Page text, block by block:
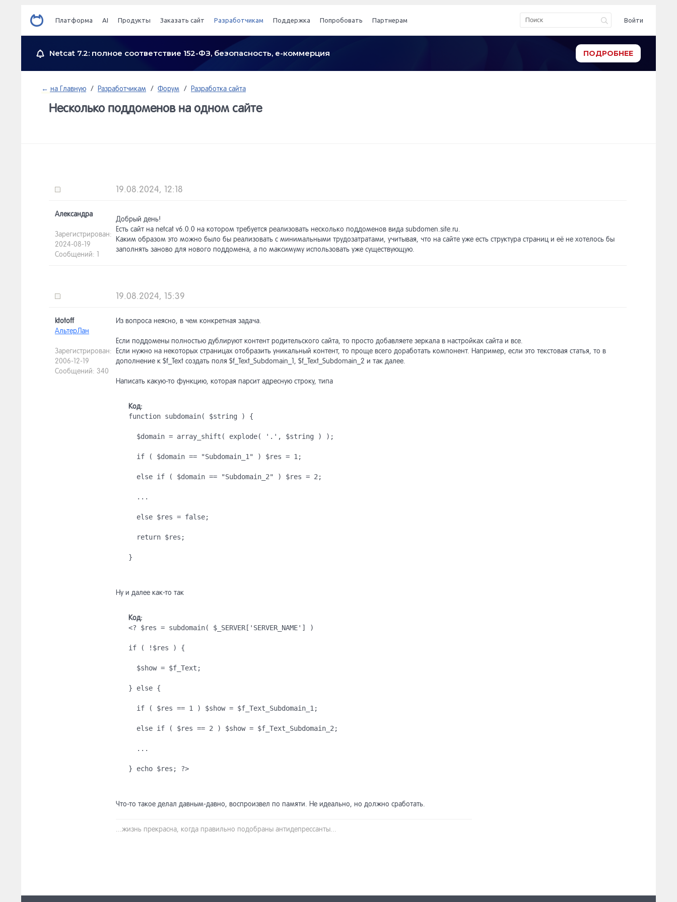
Платформа AI Продукты Заказать сайт Разработчикам Поддержка Попробовать Партнерам Войти
Netcat 7.2: полное соответствие 152-ФЗ, безопасность, е-коммерция ПОДРОБНЕЕ
← на Главную / Разработчикам / Форум / Разработка сайта
Несколько поддоменов на одном сайте
19.08.2024, 12:18
Александра
Зарегистрирован:
2024-08-19
Сообщений: 1
Добрый день!
Есть сайт на netcat v6.0.0 на котором требуется реализовать несколько поддоменов вида subdomen.site.ru.
Каким образом это можно было бы реализовать с минимальными трудозатратами, учитывая, что на сайте уже есть структура страниц и её не хотелось бы
заполнять заново для нового поддомена, а по максимуму использовать уже существующую.
19.08.2024, 15:39
ktotoff
АльтерЛан
Зарегистрирован:
2006-12-19
Сообщений: 340
Из вопроса неясно, в чем конкретная задача.
Если поддомены полностью дублируют контент родительского сайта, то просто добавляете зеркала в настройках сайта и все.
Если нужно на некоторых страницах отобразить уникальный контент, то проще всего доработать компонент. Например, если это текстовая статья, то в
дополнение к $f_Text создать поля $f_Text_Subdomain_1, $f_Text_Subdomain_2 и так далее.
Написать какую-то функцию, которая парсит адресную строку, типа
Код:
function subdomain( $string ) {
  $domain = array_shift( explode( '.', $string ) );
  if ( $domain == "Subdomain_1" ) $res = 1;
  else if ( $domain == "Subdomain_2" ) $res = 2;
  ...
  else $res = false;
  return $res;
}
Ну и далее как-то так
Код:
<? $res = subdomain( $_SERVER['SERVER_NAME'] )
if ( !$res ) {
  $show = $f_Text;
} else {
  if ( $res == 1 ) $show = $f_Text_Subdomain_1;
  else if ( $res == 2 ) $show = $f_Text_Subdomain_2;
  ...
} echo $res; ?>
Что-то такое делал давным-давно, воспроизвел по памяти. Не идеально, но должно сработать.
...жизнь прекрасна, когда правильно подобраны антидепрессанты...